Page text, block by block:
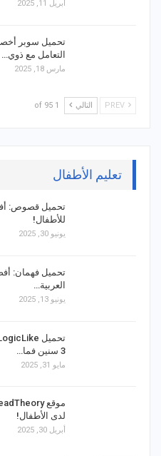
أبريل 11, 2025
تحميل سوبر
التعامل مع ذوي…
مارس 18, 2025
التالي 1 of 95
تعليم الأطفال
تحميل قصوص:
للأطفال!
يونيو 30, 2025
تحميل فهمان:
العربية…
يونيو 13, 2025
3 سنين فما…
مايو 31, 2025
لدى الأطفال!
أبريل 30, 2025